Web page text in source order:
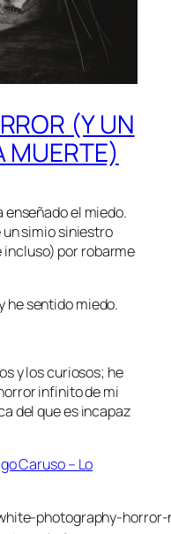
(Y UN
MUERTE)
enseñado el miedo.
simio siniestro
por robarme
he sentido miedo.
y los curiosos; he
infinito de mi
del que es incapaz
Caruso – Lo